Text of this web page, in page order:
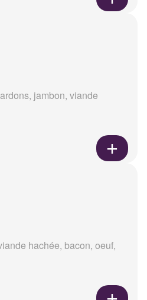
jambon, viande
hachée, bacon, oeuf,